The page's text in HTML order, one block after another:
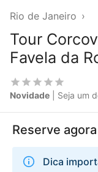
Rio de Janeiro ›
Tour
Favela da
Novidade | Seja um
Reserve agora
Dica